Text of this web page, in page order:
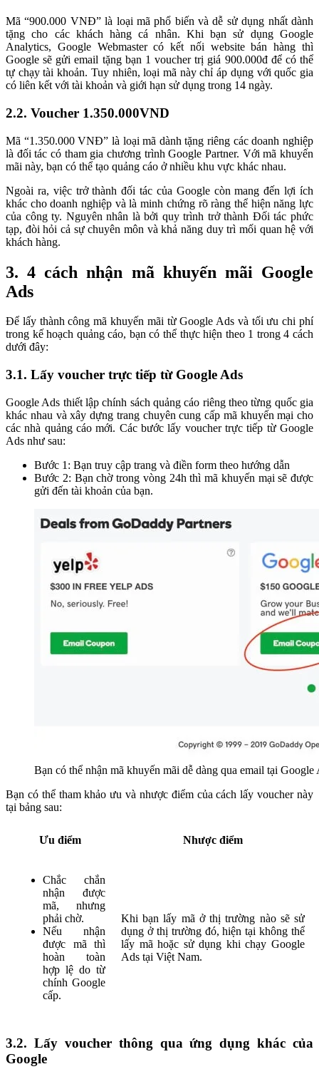
Mã “900.000 VNĐ” là loại mã phổ biến và dễ sử dụng nhất dành
tặng cho các khách hàng cá nhân. Khi bạn sử dụng Google
Analytics, Google Webmaster có kết nối website bán hàng thì
Google sẽ gửi email tặng bạn 1 voucher trị giá 900.000đ để có thể
tự chạy tài khoản. Tuy nhiên, loại mã này chỉ áp dụng với quốc gia
có liên kết với tài khoản và giới hạn sử dụng trong 14 ngày.
2.2. Voucher 1.350.000VND
Mã “1.350.000 VNĐ” là loại mã dành tặng riêng các doanh nghiệp
là đối tác có tham gia chương trình Google Partner. Với mã khuyến
mãi này, bạn có thể tạo quảng cáo ở nhiều khu vực khác nhau.
Ngoài ra, việc trở thành đối tác của Google còn mang đến lợi ích
khác cho doanh nghiệp và là minh chứng rõ ràng thể hiện năng lực
của công ty. Nguyên nhân là bởi quy trình trở thành Đối tác phức
tạp, đòi hỏi cả sự chuyên môn và khả năng duy trì mối quan hệ với
khách hàng.
3. 4 cách nhận mã khuyến mãi Google
Ads
Để lấy thành công mã khuyến mãi từ Google Ads và tối ưu chi phí
trong kế hoạch quảng cáo, bạn có thể thực hiện theo 1 trong 4 cách
dưới đây:
3.1. Lấy voucher trực tiếp từ Google Ads
Google Ads thiết lập chính sách quảng cáo riêng theo từng quốc gia
khác nhau và xây dựng trang chuyên cung cấp mã khuyến mại cho
các nhà quảng cáo mới. Các bước lấy voucher trực tiếp từ Google
Ads như sau:
Bước 1: Bạn truy cập trang và điền form theo hướng dẫn
Bước 2: Bạn chờ trong vòng 24h thì mã khuyến mại sẽ được
gửi đến tài khoản của bạn.
Bạn có thể nhận mã khuyến mãi dễ dàng qua email tại Google
Bạn có thể tham khảo ưu và nhược điểm của cách lấy voucher này
tại bảng sau:
Ưu điểm Nhược điểm
Chắc chắn
nhận được
mã, nhưng
phải chờ.
Nếu nhận
được mã thì
hoàn toàn
hợp lệ do từ
chính Google
cấp.
Khi bạn lấy mã ở thị trường nào sẽ sử
dụng ở thị trường đó, hiện tại không thể
lấy mã hoặc sử dụng khi chạy Google
Ads tại Việt Nam.
3.2. Lấy voucher thông qua ứng dụng khác của
Google